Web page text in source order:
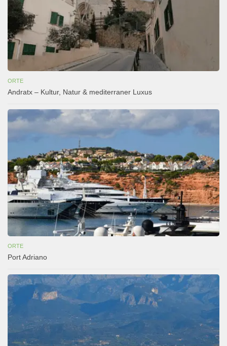
ORTE
Andratx – Kultur, Natur & mediterraner Luxus
ORTE
Port Adriano